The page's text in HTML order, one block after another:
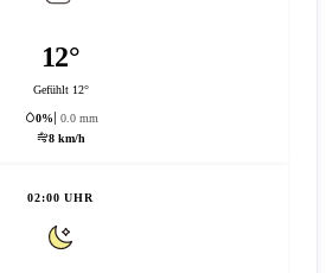
12°
Gefühlt 12°
0%
0.0 mm
8 km/h
02:00 UHR